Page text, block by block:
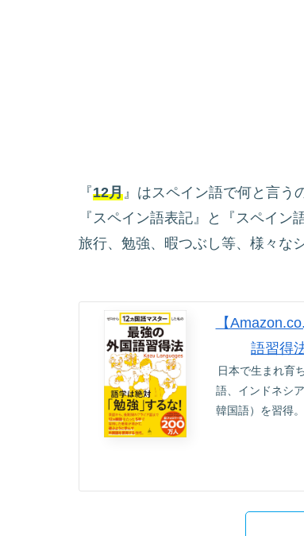
『12月 』はスペイン語で何と言う
『スペイン語表記』と『スペイン
旅行、勉強、暇つぶし等、様々な
【
語習得
日本で生まれ育
語、インドネシ
韓国語）を習得